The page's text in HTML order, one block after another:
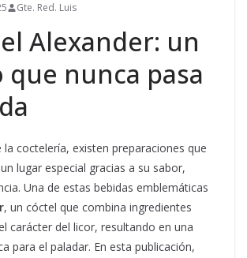
Gte. Red. Luis
Alexander: un
que nunca pasa
la coctelería, existen preparaciones que
lugar especial gracias a su sabor,
Una de estas bebidas emblemáticas
, un cóctel que combina ingredientes
carácter del licor, resultando en una
para el paladar. En esta publicación,